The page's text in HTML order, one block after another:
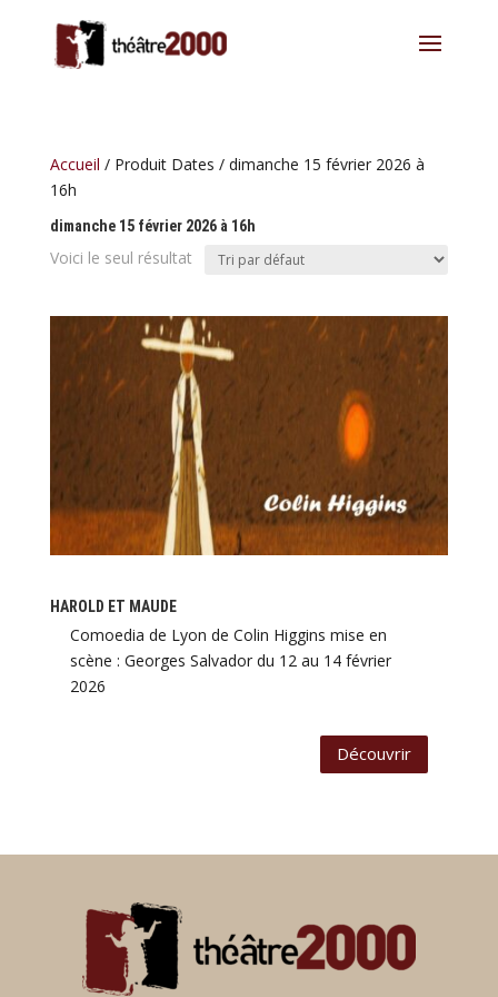
Accueil / Produit Dates / dimanche 15 février 2026 à
16h
dimanche 15 février 2026 à 16h
Voici le seul résultat
HAROLD ET MAUDE
Comoedia de Lyon de Colin Higgins mise en
scène : Georges Salvador du 12 au 14 février
2026
Découvrir